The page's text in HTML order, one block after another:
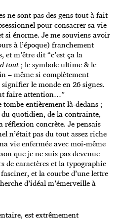
ne sont pas des gens tout à fait
pour consacrer sa vie
si énorme. Je me souviens avoir
à l’époque) franchement
m’être dit “c’est ça la
tout; le symbole ultime & le
– même si complètement
le monde en 26 signes.
faire attention…”
entièrement là-dedans ;
du quotidien, de la contrainte,
concrète. Je pensais
n’était pas du tout assez riche
vie enfermée avec moi-même
que je ne suis pas devenue
de caractères et la typographie
et la courbe d’une lettre
d’idéal m’émerveille à
est extrêmement